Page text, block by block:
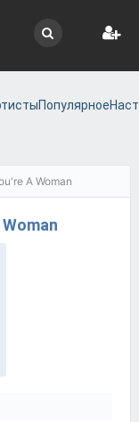
Популярное
A Woman